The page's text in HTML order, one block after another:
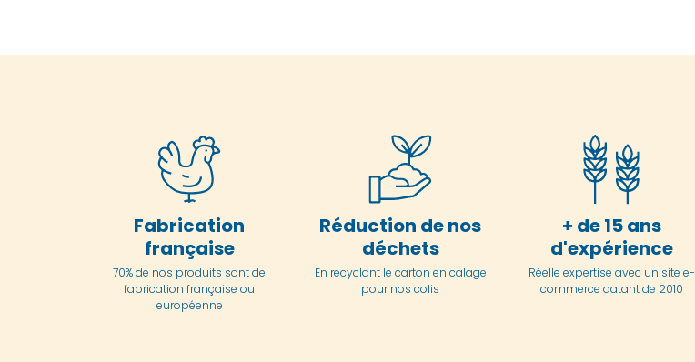
Fabrication
française
70% de nos produits sont de
fabrication française ou
européenne
Réduction de nos
déchets
En recyclant le carton en calage
pour nos colis
+ de 15 ans
d'expérience
Réelle expertise avec un site e-
commerce datant de 2010